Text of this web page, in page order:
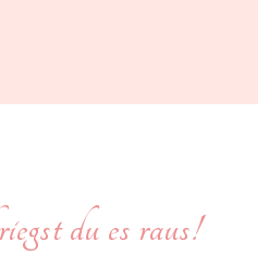
du es raus!